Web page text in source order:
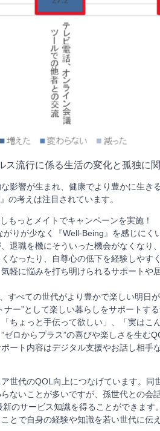
ス流行に係る生活の変化と孤独に
影響が生まれ、健康でより豊かに生き
の考えは注目されています。
っとメイトでキャンペーンを実施！
りが少なく『Well-Being』を感じにく
退職を機にそういった機会がなくなり
なったり、自尊心の低下を経験しやす
軽に悩みを打ち明けられるサポートや
すべての世代がより豊かで楽しい明日
ー”として楽しい暮らしをサポートす
ちょっと手伝って欲しい」、「実はこ
ロからプラス”の喜びや楽しさを生む
ート内容はデジタル支援やお話し相手
世代のQOL向上につなげています。同
ないことが多いですが、孫世代との会
のサービス知識を得ることができます
とで自身の経験や知識を若い世代に伝